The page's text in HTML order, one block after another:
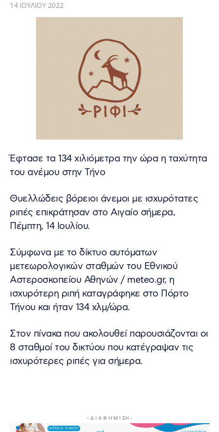
14 ΙΟΥΛΊΟΥ 2022
Έφτασε τα 134 χιλιόμετρα την ώρα η ταχύτητα
του ανέμου στην Τήνο
Θυελλώδεις βόρειοι άνεμοι με ισχυρότατες
ριπές επικράτησαν στο Αιγαίο σήμερα,
Πέμπτη, 14 Ιουλίου.
Σύμφωνα με το δίκτυο αυτόματων
μετεωρολογικών σταθμών του Εθνικού
Αστεροσκοπείου Αθηνών / meteo.gr, η
ισχυρότερη ριπή καταγράφηκε στο Πόρτο
Τήνου και ήταν 134 χλμ/ώρα.
Στον πίνακα που ακολουθεί παρουσιάζονται οι
8 σταθμοί του δικτύου που κατέγραψαν τις
ισχυρότερες ριπές για σήμερα.
- Δ Ι Α Φ Η Μ Ι ΣΗ -